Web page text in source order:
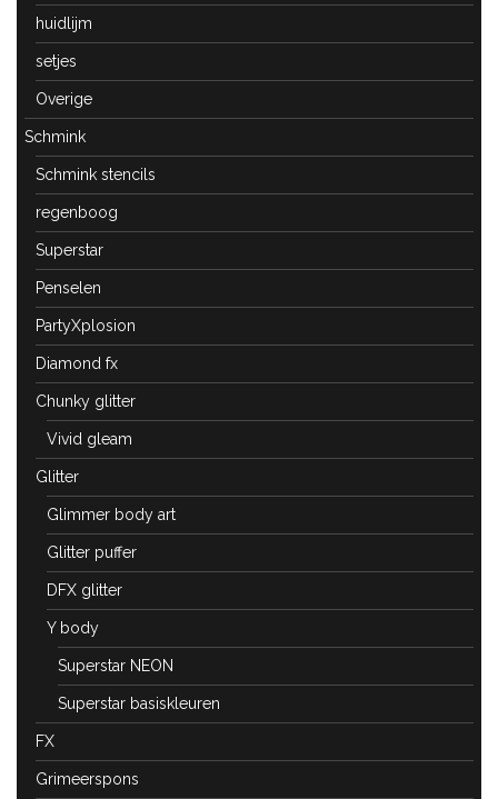
huidlijm
setjes
Overige
Schmink
Schmink stencils
regenboog
Superstar
Penselen
PartyXplosion
Diamond fx
Chunky glitter
Vivid gleam
Glitter
Glimmer body art
Glitter puffer
DFX glitter
Y body
Superstar NEON
Superstar basiskleuren
FX
Grimeerspons